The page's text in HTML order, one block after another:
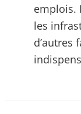
emplois.
les
d’autres